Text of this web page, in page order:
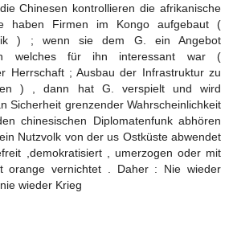
Chinesen kontrollieren die afrikanische
haben Firmen im Kongo aufgebaut (
) ; wenn sie dem G. ein Angebot
welches für ihn interessant war (
Herrschaft ; Ausbau der Infrastruktur zu
) , dann hat G. verspielt und wird
Sicherheit grenzender Wahrscheinlichkeit
chinesischen Diplomatenfunk abhören
Nutzvolk von der us Ostküste abwendet
,demokratisiert , umerzogen oder mit
orange vernichtet . Daher : Nie wieder
wieder Krieg